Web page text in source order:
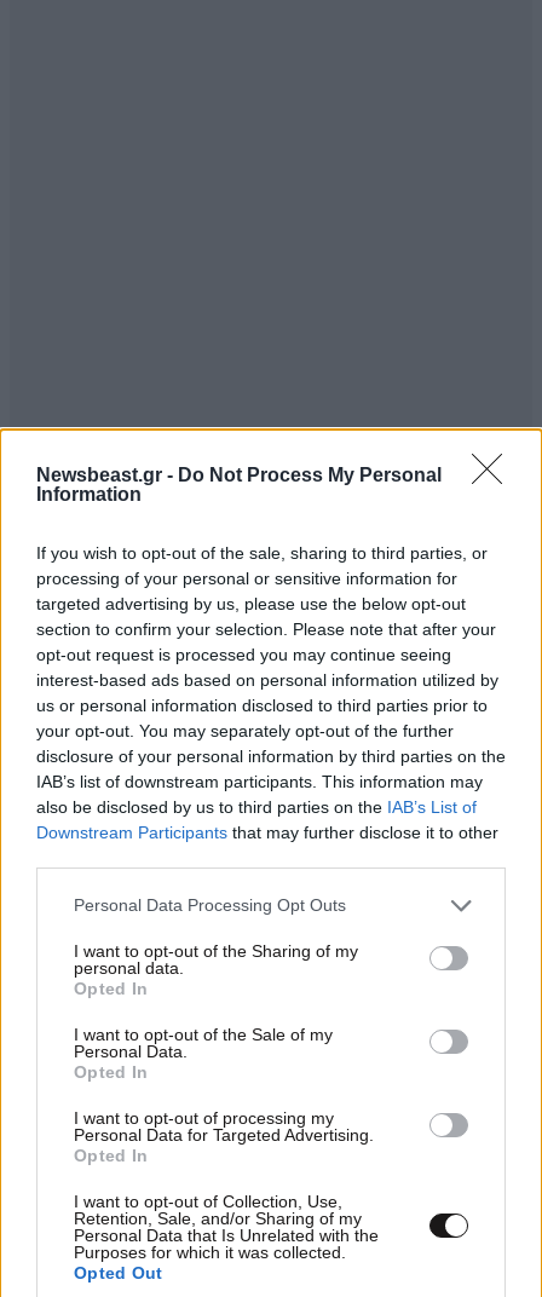
Newsbeast.gr - Do Not Process My Personal
Information
If you wish to opt-out of the sale, sharing to third parties, or
processing of your personal or sensitive information for
targeted advertising by us, please use the below opt-out
section to confirm your selection. Please note that after your
opt-out request is processed you may continue seeing
interest-based ads based on personal information utilized by
us or personal information disclosed to third parties prior to
your opt-out. You may separately opt-out of the further
disclosure of your personal information by third parties on the
IAB’s list of downstream participants. This information may
also be disclosed by us to third parties on the IAB’s List of
Downstream Participants that may further disclose it to other
Please note that this website/app uses one or more Google
not limited to your visit or usage behaviour. You may click to
grant or deny consent to Google and its third-party tags to
use your data for below specified purposes in below Google
consent section.
Personal Data Processing Opt Outs
I want to opt-out of the Sharing of my
personal data.
Opted In
I want to opt-out of the Sale of my
Personal Data.
Opted In
I want to opt-out of processing my
Personal Data for Targeted Advertising.
Opted In
I want to opt-out of Collection, Use,
Retention, Sale, and/or Sharing of my
Personal Data that Is Unrelated with the
Purposes for which it was collected.
Opted Out
ΑΘΛΗΤΙΚΑ07·08·2026 15:45
Η οργή για Γουόκαπ, το μέλλον του Ιωαννίδη
ανταγωνιστές